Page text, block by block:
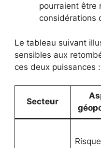
pourraient être
considérations
Le tableau suivant
sensibles aux
ces deux puissances :
Secteur